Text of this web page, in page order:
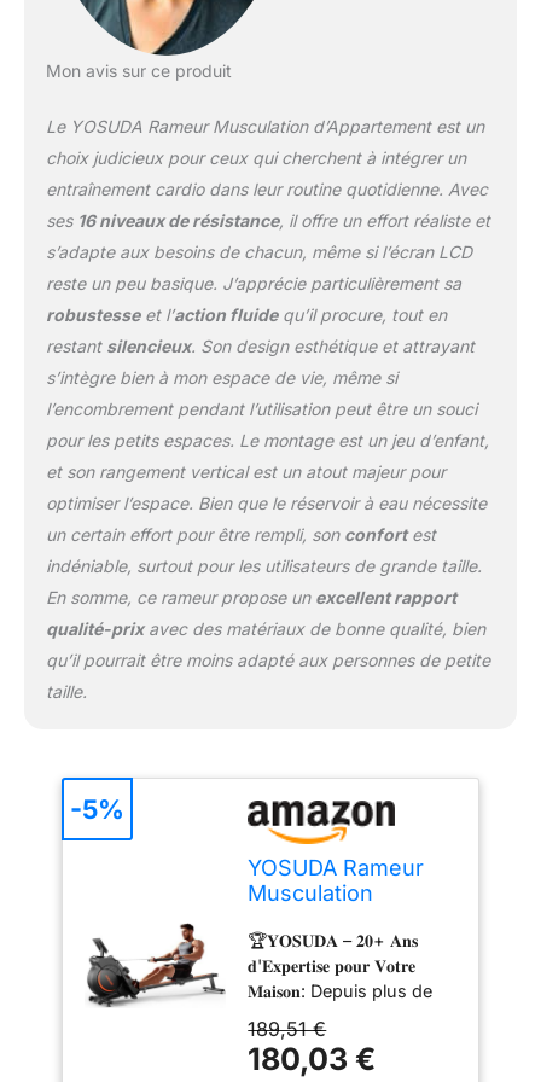
supportant jusqu'à 160
kg, ce rameur YOSUDA
est conçu pour une
utilisation intensive. Sa
conception de rail
garantit durabilité et un
entraînement fluide –
idéal pour les utilisateurs
⚡𝐇𝐀𝐔𝐓𝐄 𝐏𝐔𝐈𝐒𝐒𝐀𝐍𝐂𝐄
𝐌𝐚𝐠𝐧é𝐭𝐢𝐪𝐮𝐞 𝐩𝐨𝐮𝐫 𝐮𝐧𝐞
𝐏𝐄𝐑𝐅𝐎𝐑𝐌𝐀𝐍𝐂𝐄
𝐌𝐀𝐗𝐈𝐌𝐀𝐋𝐄:
révolutionnaire avec
notre système de
résistance magnétique
HIGH-POWER. Volant
niveaux de résistance
progressifs (environ 9-41
kg). Double les
𝐂𝐎𝐍𝐍𝐄𝐂𝐓𝐈𝐕𝐈𝐓É
𝐈𝐍𝐓𝐄𝐋𝐋𝐈𝐆𝐄𝐍𝐓𝐄 &
𝐄𝐍𝐓𝐑𝐀Î𝐍𝐄𝐌𝐄𝐍𝐓𝐒
𝐈𝐌𝐌𝐄𝐑𝐒𝐈𝐅𝐒: Connectez
Bluetooth à notre
application YOSUDA
pour des programmes
interactifs, des scénarios
virtuels et des courses.
Suivez en temps réel
Mon avis sur ce produit
Le YOSUDA Rameur Musculation d’Appartement est un
choix judicieux pour ceux qui cherchent à intégrer un
entraînement cardio dans leur routine quotidienne. Avec
ses 16 niveaux de résistance, il offre un effort réaliste et
s’adapte aux besoins de chacun, même si l’écran LCD
reste un peu basique. J’apprécie particulièrement sa
robustesseet l’action fluidequ’il procure, tout en
restant silencieux. Son design esthétique et attrayant
s’intègre bien à mon espace de vie, même si
l’encombrement pendant l’utilisation peut être un souci
pour les petits espaces. Le montage est un jeu d’enfant,
et son rangement vertical est un atout majeur pour
optimiser l’espace. Bien que le réservoir à eau nécessite
un certain effort pour être rempli, son confortest
indéniable, surtout pour les utilisateurs de grande taille.
En somme, ce rameur propose un excellent rapport
qualité-prixavec des matériaux de bonne qualité, bien
qu’il pourrait être moins adapté aux personnes de petite
taille.
YOSUDA Rameur
Musculation
Interactif, High-
Power 16 Niveaux
(41kg), APP/BT,
Silencieux, Facile à
Assembler, Pliable,
Idéal 1.35-2m,
🏆𝐘𝐎𝐒𝐔𝐃𝐀 – 𝟐𝟎+ 𝐀𝐧𝐬
𝐝'𝐄𝐱𝐩𝐞𝐫𝐭𝐢𝐬𝐞 𝐩𝐨𝐮𝐫 𝐕𝐨𝐭𝐫𝐞
𝐌𝐚𝐢𝐬𝐨𝐧: Depuis plus de
et fabriquons des
équipements de fitness
189,51 €
180,03 €
-5%